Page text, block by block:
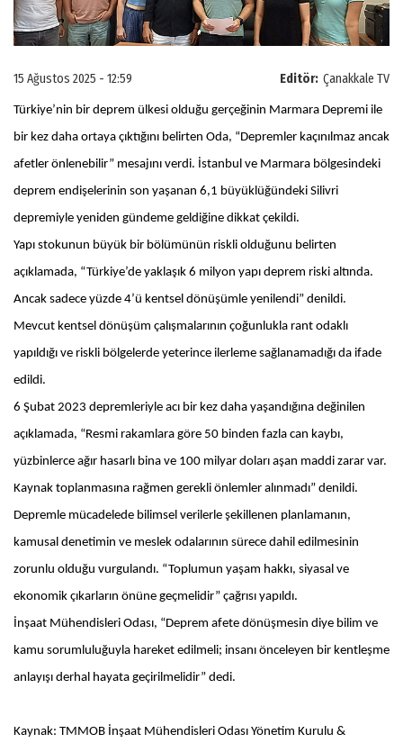
Editör: Çanakkale TV
15 Ağustos 2025 - 12:59
Türkiye’nin bir deprem ülkesi olduğu gerçeğinin Marmara Depremi ile
bir kez daha ortaya çıktığını belirten Oda, “Depremler kaçınılmaz ancak
afetler önlenebilir” mesajını verdi. İstanbul ve Marmara bölgesindeki
deprem endişelerinin son yaşanan 6,1 büyüklüğündeki Silivri
depremiyle yeniden gündeme geldiğine dikkat çekildi.
Yapı stokunun büyük bir bölümünün riskli olduğunu belirten
açıklamada, “Türkiye’de yaklaşık 6 milyon yapı deprem riski altında.
Ancak sadece yüzde 4’ü kentsel dönüşümle yenilendi” denildi.
Mevcut kentsel dönüşüm çalışmalarının çoğunlukla rant odaklı
yapıldığı ve riskli bölgelerde yeterince ilerleme sağlanamadığı da ifade
edildi.
6 Şubat 2023 depremleriyle acı bir kez daha yaşandığına değinilen
açıklamada, “Resmi rakamlara göre 50 binden fazla can kaybı,
yüzbinlerce ağır hasarlı bina ve 100 milyar doları aşan maddi zarar var.
Kaynak toplanmasına rağmen gerekli önlemler alınmadı” denildi.
Depremle mücadelede bilimsel verilerle şekillenen planlamanın,
kamusal denetimin ve meslek odalarının sürece dahil edilmesinin
zorunlu olduğu vurgulandı. “Toplumun yaşam hakkı, siyasal ve
ekonomik çıkarların önüne geçmelidir” çağrısı yapıldı.
İnşaat Mühendisleri Odası, “Deprem afete dönüşmesin diye bilim ve
kamu sorumluluğuyla hareket edilmeli; insanı önceleyen bir kentleşme
anlayışı derhal hayata geçirilmelidir” dedi.
Kaynak: TMMOB İnşaat Mühendisleri Odası Yönetim Kurulu &